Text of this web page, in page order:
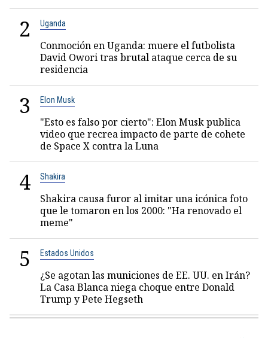
2 Uganda
Conmoción en Uganda: muere el futbolista
David Owori tras brutal ataque cerca de su
residencia
3 Elon Musk
"Esto es falso por cierto": Elon Musk publica
video que recrea impacto de parte de cohete
de Space X contra la Luna
4 Shakira
Shakira causa furor al imitar una icónica foto
que le tomaron en los 2000: "Ha renovado el
meme"
5 Estados Unidos
¿Se agotan las municiones de EE. UU. en Irán?
La Casa Blanca niega choque entre Donald
Trump y Pete Hegseth